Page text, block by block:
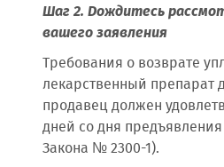
Шаг 2. Дождитесь
вашего заявления
Требования о возврате
лекарственный препарат
продавец должен
дней со дня
Закона № 2300-1).